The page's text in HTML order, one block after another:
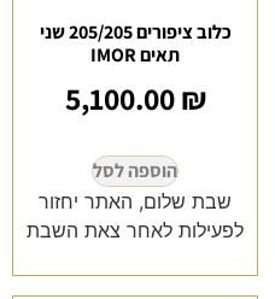
כלוב ציפורים 205/205 שני
תאים IMOR
5,100.00₪
הוספה לסל
שבת שלום, האתר יחזור
לפעילות לאחר צאת השבת